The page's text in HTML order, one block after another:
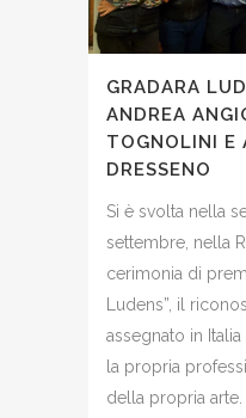
GRADARA
ANDREA
TOGNOLINI E
DRESSENO
Si è svolta nella
settembre, nella
cerimonia di
Ludens”, il
assegnato in
la propria
della propria